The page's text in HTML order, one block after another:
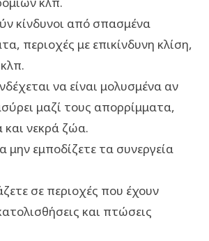
κίνδυνοι από σπασμένα
περιοχές με επικίνδυνη κλίση,
να είναι μολυσμένα αν
μαζί τους απορρίμματα,
και νεκρά ζώα.
μην εμποδίζετε τα συνεργεία
σε περιοχές που έχουν
και πτώσεις